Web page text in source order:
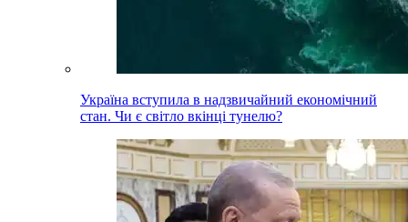
Україна вступила в надзвичайний економічний
стан. Чи є світло вкінці тунелю?